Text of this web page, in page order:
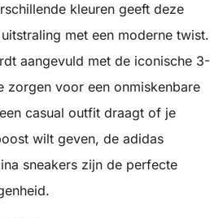
kleuren geeft deze
met een moderne twist.
aangevuld met de iconische 3-
zorgen voor een onmiskenbare
casual outfit draagt of je
wilt geven, de adidas
sneakers zijn de perfecte